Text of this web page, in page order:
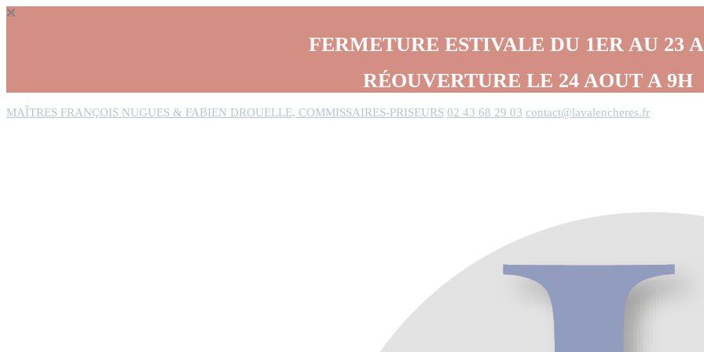
FERMETURE ESTIVALE DU 1ER AU 23
RÉOUVERTURE LE 24 AOUT A 9H
MAÎTRES FRANÇOIS NUGUES & FABIEN DROUELLE, COMMISSAIRES-PRISEURS 02 43 68 29 03 contact@lavalencheres.fr
Panneau de gestion des cookies